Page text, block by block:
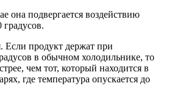
она подвергается воздействию
Если продукт держат при
в обычном холодильнике, то
чем тот, который находится в
где температура опускается до